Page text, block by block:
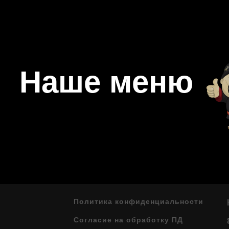
Наше меню
Политика конфиденциальности
Согласие на обработку ПД